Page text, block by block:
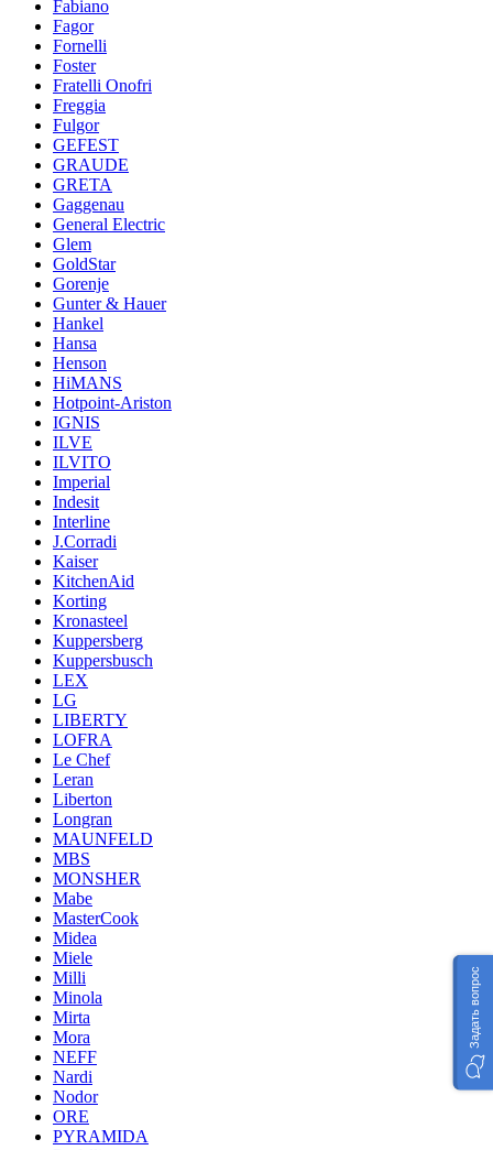
Fabiano
Fagor
Fornelli
Foster
Fratelli Onofri
Freggia
Fulgor
GEFEST
GRAUDE
GRETA
Gaggenau
General Electric
Glem
GoldStar
Gorenje
Gunter & Hauer
Hankel
Hansa
Henson
HiMANS
Hotpoint-Ariston
IGNIS
ILVE
ILVITO
Imperial
Indesit
Interline
J.Corradi
Kaiser
KitchenAid
Korting
Kronasteel
Kuppersberg
Kuppersbusch
LEX
LG
LIBERTY
LOFRA
Le Chef
Leran
Liberton
Longran
MAUNFELD
MBS
MONSHER
Mabe
MasterCook
Midea
Miele
Milli
Minola
Mirta
Mora
NEFF
Nardi
Nodor
ORE
PYRAMIDA
Задать вопрос